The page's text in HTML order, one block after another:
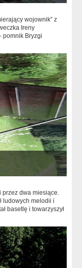
wojownik” z
Ireny
pomnik Bryzgi
przez dwa miesiące.
ludowych melodii i
basetlę i towarzyszył